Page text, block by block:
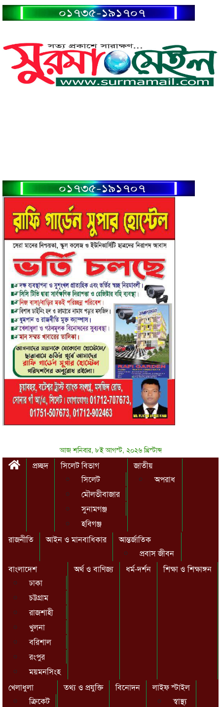
আজ শনিবার, ৮ই আগস্ট, ২০২৬ খ্রিস্টাব্দ
প্রচ্ছদ
সিলেট বিভাগ
সিলেট
মৌলভীবাজার
সুনামগঞ্জ
হবিগঞ্জ
জাতীয়
অপরাধ
রাজনীতি আইন ও মানবাধিকার
আন্তর্জাতিক
প্রবাস জীবন
বাংলাদেশ
ঢাকা
চট্টগ্রাম
রাজশাহী
খুলনা
বরিশাল
রংপুর
ময়মনসিংহ
অর্থ ও বাণিজ্য ধর্ম-দর্শন শিক্ষা ও শিক্ষাঙ্গন
খেলাধুলা
ক্রিকেট
তথ্য ও প্রযুক্তি বিনোদন
লাইফ স্টাইল
স্বাস্থ্য